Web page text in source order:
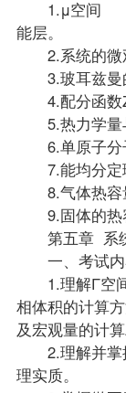
1.μ空间 相
能层。
2.系统的微
3.玻耳兹曼
4.配分函数
5.热力学量
6.单原子分
7.能均分定
8.气体热容
9.固体的热
第五章 系
一、考试内
1.理解Γ空间
相体积的计算
及宏观量的计算
2.理解并掌
理实质。